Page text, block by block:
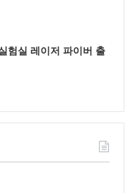
실 레이저 파이버 출